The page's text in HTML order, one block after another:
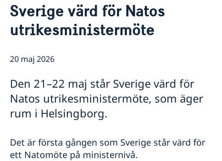
Svenskrelaterade föreningar
Svenskar i Världen
Om oss
Praktiktjänstgöring vid ambassaden i Athen
Ledig tjänst
Så stöttar vi svenska företag
Team Sweden
Svenska företag i
Anmäl handelshinder
Ändrad handläggningsprocess för
pappersansökningar
Sverige värd för Natos
utrikesministermöte
20 maj 2026
Den 21–22 maj står Sverige värd för
Natos utrikesministermöte, som äger
rum i Helsingborg.
Det är första gången som Sverige står värd för
ett Natomöte på ministernivå.